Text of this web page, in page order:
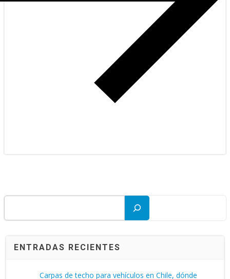
ENTRADAS RECIENTES
Carpas de techo para vehículos en Chile, dónde